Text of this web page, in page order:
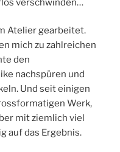
verschwinden…
Atelier gearbeitet.
mich zu zahlreichen
den
nachspüren und
Und seit einigen
Werk,
mit ziemlich viel
auf das Ergebnis.